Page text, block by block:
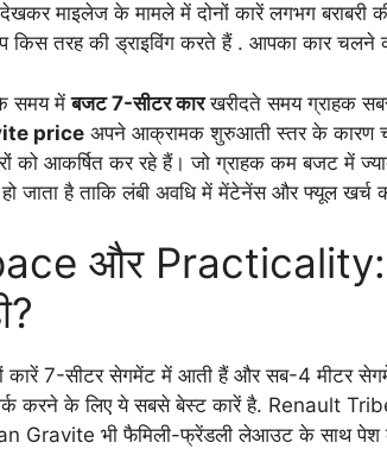
माइलेज के मामले में दोनों कारें लगभग बराबरी
किस तरह की ड्राइविंग करते हैं . आपका कार चलने
समय मेंबजट 7-सीटर कारखरीदते समय ग्राहक
price अपने आक्रामक शुरुआती स्तर के कारण
को आकर्षित कर रहे हैं। जो ग्राहक कम बजट में
जाता है ताकि लंबी अवधि में मेंटेनेंस और फ्यूल खर्च
और Practicality:
कारें 7-सीटर सेगमेंट में आती हैं और सब-4 मीटर
करने के लिए ये सबसे बेस्ट कारें है. Renault
Gravite भी फैमिली-फ्रेंडली लेआउट के साथ पेश